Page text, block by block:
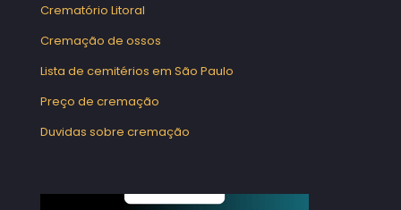
Crematório Litoral
Cremação de ossos
Lista de cemitérios em São Paulo
Preço de cremação
Duvidas sobre cremação